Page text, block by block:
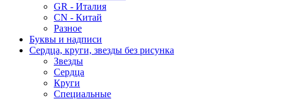
GR - Италия
CN - Китай
Разное
Буквы и надписи
Сердца, круги, звезды без рисунка
Звезды
Сердца
Круги
Специальные